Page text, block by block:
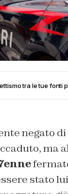
tra le tue fonti
negato di
ma
stato